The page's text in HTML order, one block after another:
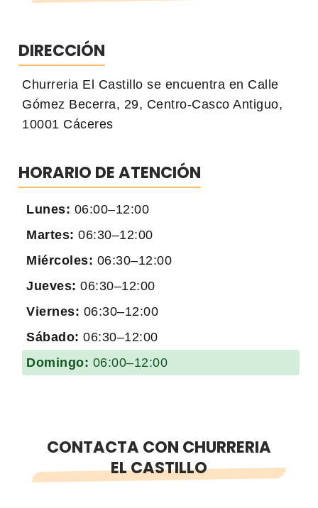
DIRECCIÓN
Churreria El Castillo se encuentra en Calle
Gómez Becerra, 29, Centro-Casco Antiguo,
10001 Cáceres
HORARIO DE ATENCIÓN
Lunes: 06:00–12:00
Martes: 06:30–12:00
Miércoles: 06:30–12:00
Jueves: 06:30–12:00
Viernes: 06:30–12:00
Sábado: 06:30–12:00
Domingo: 06:00–12:00
CONTACTA CON CHURRERIA
EL CASTILLO